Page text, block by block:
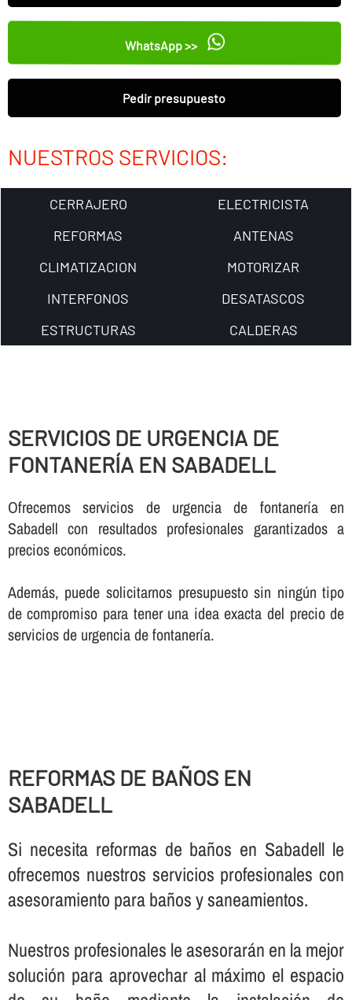
WhatsApp >>
Pedir presupuesto
NUESTROS SERVICIOS:
CERRAJERO
ELECTRICISTA
REFORMAS
ANTENAS
CLIMATIZACION
MOTORIZAR
INTERFONOS
DESATASCOS
ESTRUCTURAS
CALDERAS
SERVICIOS DE URGENCIA DE
FONTANERÍ­A EN SABADELL
Ofrecemos servicios de urgencia de fontanerí­a en
Sabadell con resultados profesionales garantizados a
precios económicos.
Además, puede solicitarnos presupuesto sin ningún tipo
de compromiso para tener una idea exacta del precio de
servicios de urgencia de fontanerí­a.
REFORMAS DE BAÑOS EN
SABADELL
Si necesita reformas de baños en Sabadell le
ofrecemos nuestros servicios profesionales con
asesoramiento para baños y saneamientos.
Nuestros profesionales le asesorarán en la mejor
solución para aprovechar al máximo el espacio